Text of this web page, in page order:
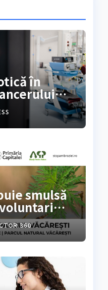
în
smulsă
de curățare
360